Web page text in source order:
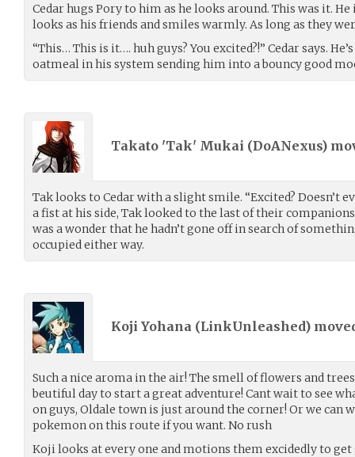
Cedar hugs Pory to him as he looks around. This was it.
looks as his friends and smiles warmly. As long as they
“This… This is it…. huh guys? You excited?!” Cedar says.
oatmeal in his system sending him into a bouncy good
Takato 'Tak' Mukai (DoANexus)
Tak looks to Cedar with a slight smile. “Excited? Doesn’t
a fist at his side, Tak looked to the last of their
was a wonder that he hadn’t gone off in search of
occupied either way.
Koji Yohana (LinkUnleashed)
Such a nice aroma in the air! The smell of flowers and
beutiful day to start a great adventure! Cant wait to see
on guys, Oldale town is just around the corner! Or we can
pokemon on this route if you want. No rush
Koji looks at every one and motions them excidedly to get